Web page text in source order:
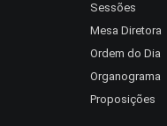
Sessões
Mesa Diretora
Ordem do Dia
Organograma
Proposições